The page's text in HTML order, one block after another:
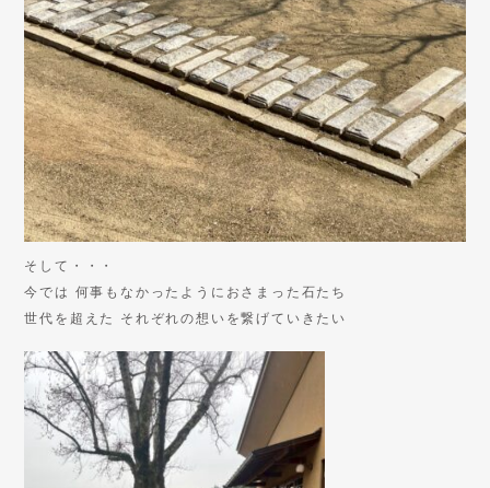
そして・・・
今では 何事もなかったようにおさまった石たち
世代を超えた それぞれの想いを繋げていきたい